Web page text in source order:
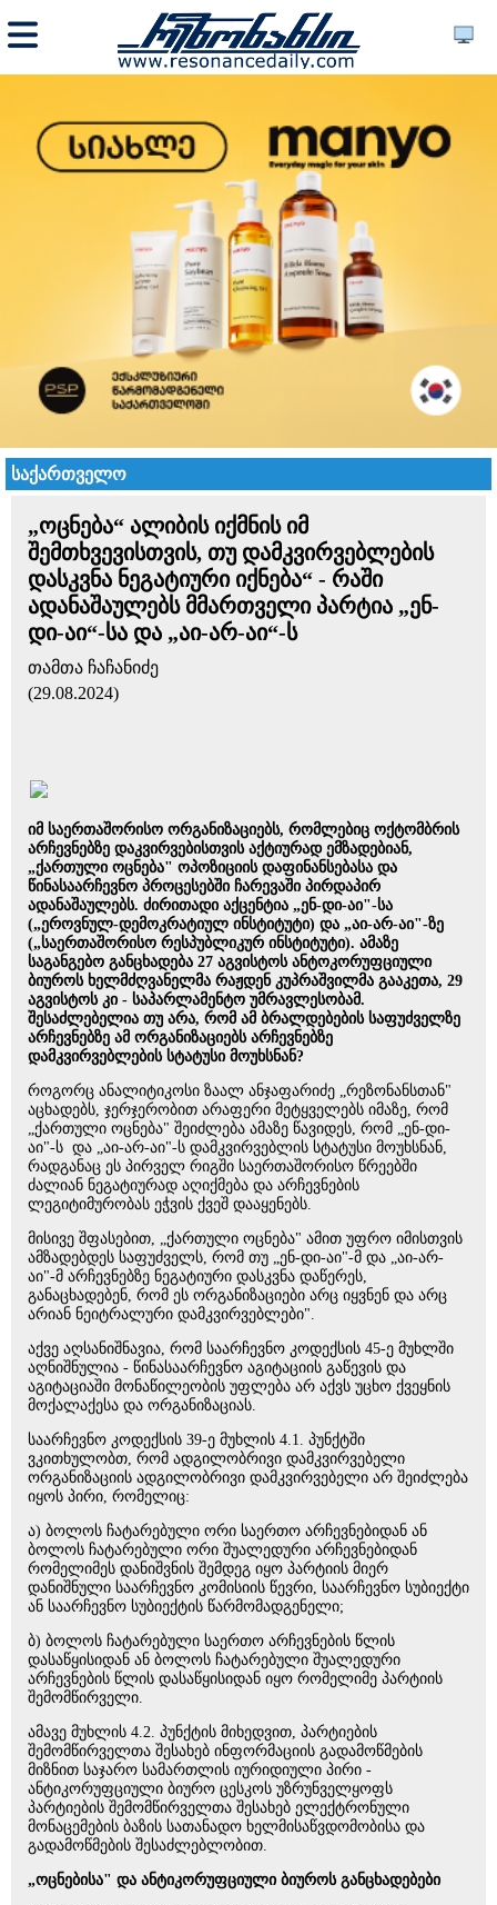
საქართველო
„ოცნება“ ალიბის იქმნის იმ
შემთხვევისთვის, თუ დამკვირვებლების
დასკვნა ნეგატიური იქნება“ - რაში
ადანაშაულებს მმართველი პარტია „ენ-
დი-აი“-სა და „აი-არ-აი“-ს
თამთა ჩაჩანიძე
(29.08.2024)
იმ საერთაშორისო ორგანიზაციებს, რომლებიც ოქტომბრის
არჩევნებზე დაკვირვებისთვის აქტიურად ემზადებიან,
„ქართული ოცნება" ოპოზიციის დაფინანსებასა და
წინასაარჩევნო პროცესებში ჩარევაში პირდაპირ
ადანაშაულებს. ძირითადი აქცენტია „ენ-დი-აი"-სა
(„ეროვნულ-დემოკრატიულ ინსტიტუტი) და „აი-არ-აი"-ზე
(„საერთაშორისო რესპუბლიკურ ინსტიტუტი). ამაზე
საგანგებო განცხადება 27 აგვისტოს ანტოკორუფციული
ბიუროს ხელმძღვანელმა რაჟდენ კუპრაშვილმა გააკეთა, 29
აგვისტოს კი - საპარლამენტო უმრავლესობამ.
შესაძლებელია თუ არა, რომ ამ ბრალდებების საფუძველზე
არჩევნებზე ამ ორგანიზაციებს არჩევნებზე
დამკვირვებლების სტატუსი მოუხსნან?
როგორც ანალიტიკოსი ზაალ ანჯაფარიძე „რეზონანსთან"
აცხადებს, ჯერჯერობით არაფერი მეტყველებს იმაზე, რომ
„ქართული ოცნება" შეიძლება ამაზე წავიდეს, რომ „ენ-დი-
აი"-ს და „აი-არ-აი"-ს დამკვირვებლის სტატუსი მოუხსნან,
რადგანაც ეს პირველ რიგში საერთაშორისო წრეებში
ძალიან ნეგატიურად აღიქმება და არჩევნების
ლეგიტიმურობას ეჭვის ქვეშ დააყენებს.
მისივე შფასებით, „ქართული ოცნება" ამით უფრო იმისთვის
ამზადებდეს საფუძველს, რომ თუ „ენ-დი-აი"-მ და „აი-არ-
აი"-მ არჩევნებზე ნეგატიური დასკვნა დაწერეს,
განაცხადებენ, რომ ეს ორგანიზაციები არც იყვნენ და არც
არიან ნეიტრალური დამკვირვებლები".
აქვე აღსანიშნავია, რომ საარჩევნო კოდექსის 45-ე მუხლში
აღნიშნულია - წინასაარჩევნო აგიტაციის გაწევის და
აგიტაციაში მონაწილეობის უფლება არ აქვს უცხო ქვეყნის
მოქალაქესა და ორგანიზაციას.
საარჩევნო კოდექსის 39-ე მუხლის 4.1. პუნქტში
ვკითხულობთ, რომ ადგილობრივი დამკვირვებელი
ორგანიზაციის ადგილობრივი დამკვირვებელი არ შეიძლება
იყოს პირი, რომელიც:
ა) ბოლოს ჩატარებული ორი საერთო არჩევნებიდან ან
ბოლოს ჩატარებული ორი შუალედური არჩევნებიდან
რომელიმეს დანიშვნის შემდეგ იყო პარტიის მიერ
დანიშნული საარჩევნო კომისიის წევრი, საარჩევნო სუბიექტი
ან საარჩევნო სუბიექტის წარმომადგენელი;
ბ) ბოლოს ჩატარებული საერთო არჩევნების წლის
დასაწყისიდან ან ბოლოს ჩატარებული შუალედური
არჩევნების წლის დასაწყისიდან იყო რომელიმე პარტიის
შემომწირველი.
ამავე მუხლის 4.2. პუნქტის მიხედვით, პარტიების
შემომწირველთა შესახებ ინფორმაციის გადამოწმების
მიზნით საჯარო სამართლის იურიდიული პირი -
ანტიკორუფციული ბიურო ცესკოს უზრუნველყოფს
პარტიების შემომწირველთა შესახებ ელექტრონული
მონაცემების ბაზის სათანადო ხელმისაწვდომობისა და
გადამოწმების შესაძლებლობით.
„ოცნებისა" და ანტიკორუფციული ბიუროს განცხადებები